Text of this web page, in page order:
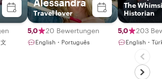
Travel lover
5,0 20 Bewertungen
English・Português
The
Historian
5,0 203
English・